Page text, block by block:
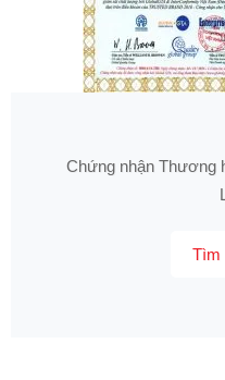
Chứng nhận Thương
Tìm